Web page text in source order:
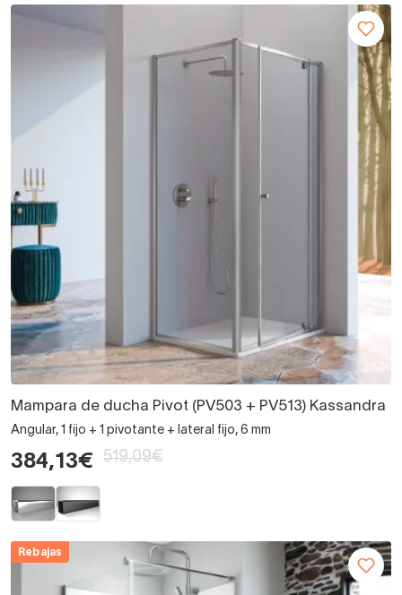
Mampara de ducha Pivot (PV503 + PV513) Kassandra
Angular, 1 fijo + 1 pivotante + lateral fijo, 6 mm
384,13€ 519,09€
Rebajas